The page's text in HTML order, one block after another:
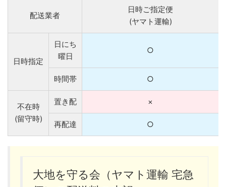
配送業者
日時ご指定便
(ヤマト運輸)
日時指定
日にち
曜日
○
時間帯 ○
不在時
(留守時)
置き配 ×
再配達 ○
大地を守る会（ヤマト運輸 宅急